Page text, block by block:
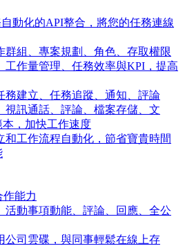
動化的API整合，將您的任務連線
群組、專案規劃、角色、存取權限
工作量管理、任務效率與KPI，提高
務建立、任務追蹤、通知、評論
視訊通話、評論、檔案存儲、文
，加快工作速度
和工作流程自動化，節省寶貴時間
作能力
活動事項動能、評論、回應、全公
公司雲碟，與同事輕鬆在線上存